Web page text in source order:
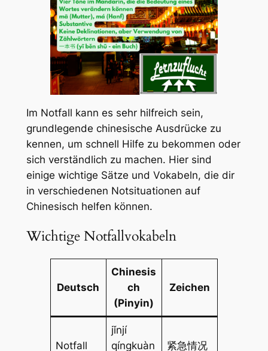
Im Notfall kann es sehr hilfreich sein,
grundlegende chinesische Ausdrücke zu
kennen, um schnell Hilfe zu bekommen oder
sich verständlich zu machen. Hier sind
einige wichtige Sätze und Vokabeln, die dir
in verschiedenen Notsituationen auf
Chinesisch helfen können.
Wichtige Notfallvokabeln
Deutsch
Chinesis
ch
(Pinyin)
Zeichen
Notfall
jǐnjí
qíngkuàn
紧急情况